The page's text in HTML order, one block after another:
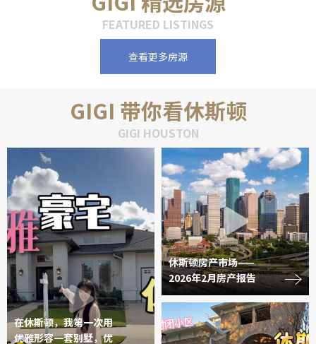
FEATURED LISTINGS
查看更多房源
GIGI 带你看休斯顿
GIGI HOUSTON
在休斯顿，我第一次用
优雅形容一套别墅，优
休斯顿房产市场——
2026年2月房产报告